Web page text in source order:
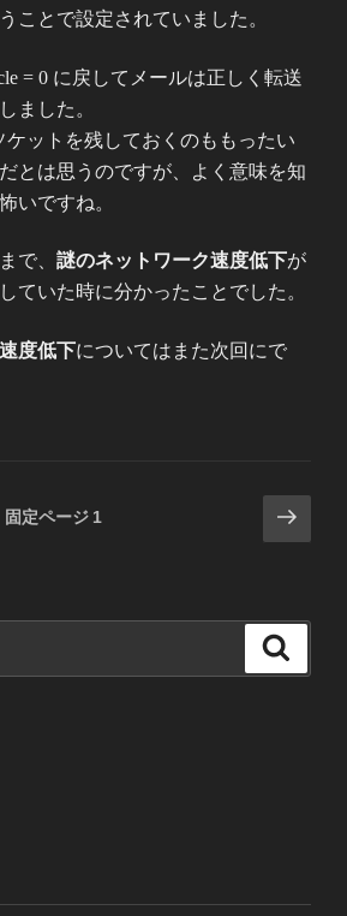
ことで設定されていました。
= 0 に戻してメールは正しく転送
ました。
ットを残しておくのももったい
とは思うのですが、よく意味を知
いですね。
で、 謎のネットワーク速度低下が
ていた時に分かったことでした。
度低下についてはまた次回にで
固定ページ 1
次
の
ジ